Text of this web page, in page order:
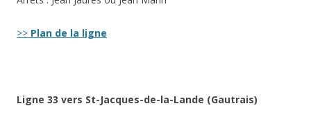
>> Plan de la ligne
Ligne 33 vers St-Jacques-de-la-Lande (Gautrais)